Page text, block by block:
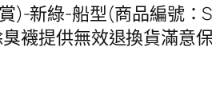
新綠-船型(商品編號：
襪提供無效退換貨滿意